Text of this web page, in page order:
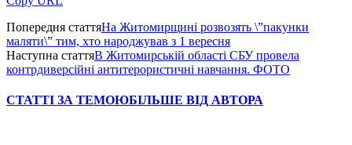
Попередня статтяНа Житомирщині розвозять \”пакунки
маляти\” тим, хто народжував з 1 вересня
Наступна статтяВ Житомирській області СБУ провела
контрдиверсійні антитерористичні навчання. ФОТО
СТАТТІ ЗА ТЕМОЮБІЛЬШЕ ВІД АВТОРА